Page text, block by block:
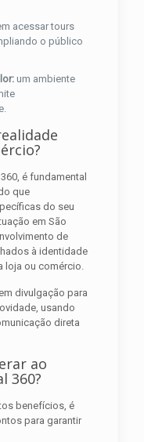
acessar tours
o público
um ambiente
é fundamental
que
do seu
em São
de
à identidade
loja ou comércio.
divulgação para
usando
direta
ao
360?
benefícios, é
para garantir